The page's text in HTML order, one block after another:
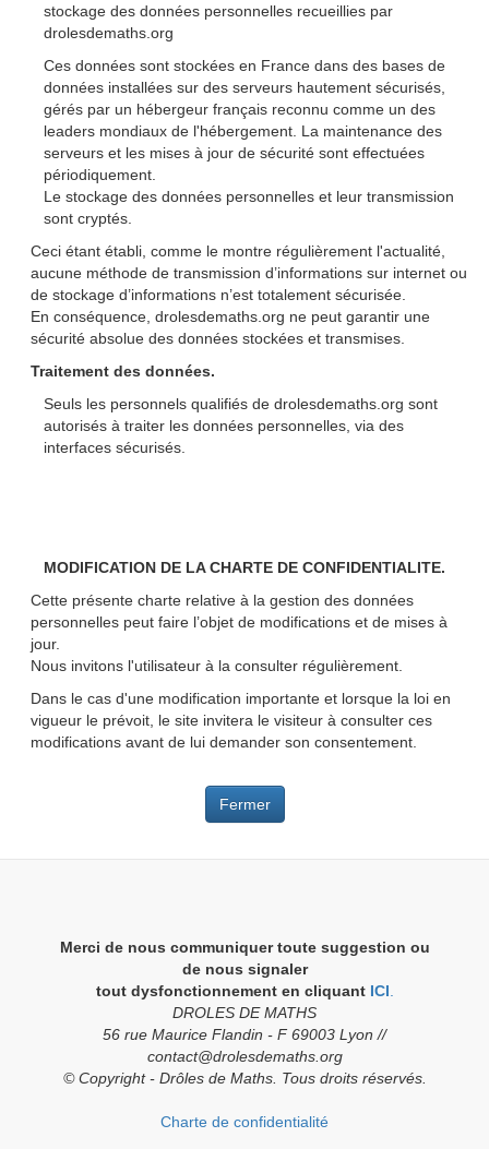
stockage des données personnelles recueillies par
drolesdemaths.org
Ces données sont stockées en France dans des bases de
données installées sur des serveurs hautement sécurisés,
gérés par un hébergeur français reconnu comme un des
leaders mondiaux de l'hébergement. La maintenance des
serveurs et les mises à jour de sécurité sont effectuées
périodiquement.
Le stockage des données personnelles et leur transmission
sont cryptés.
Ceci étant établi, comme le montre régulièrement l'actualité,
aucune méthode de transmission d’informations sur internet ou
de stockage d’informations n’est totalement sécurisée.
En conséquence, drolesdemaths.org ne peut garantir une
sécurité absolue des données stockées et transmises.
Traitement des données.
Seuls les personnels qualifiés de drolesdemaths.org sont
autorisés à traiter les données personnelles, via des
interfaces sécurisés.
MODIFICATION DE LA CHARTE DE CONFIDENTIALITE.
Cette présente charte relative à la gestion des données
personnelles peut faire l’objet de modifications et de mises à
jour.
Nous invitons l'utilisateur à la consulter régulièrement.
Dans le cas d'une modification importante et lorsque la loi en
vigueur le prévoit, le site invitera le visiteur à consulter ces
modifications avant de lui demander son consentement.
Fermer
Merci de nous communiquer toute suggestion ou
de nous signaler
tout dysfonctionnement en cliquant ICI
DROLES DE MATHS
56 rue Maurice Flandin - F 69003 Lyon //
contact@drolesdemaths.org
© Copyright - Drôles de Maths. Tous droits réservés.
Charte de confidentialité